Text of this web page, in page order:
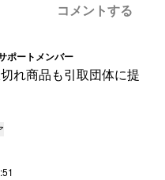
コメントする
ポートメンバー
れ商品も引取団体に提